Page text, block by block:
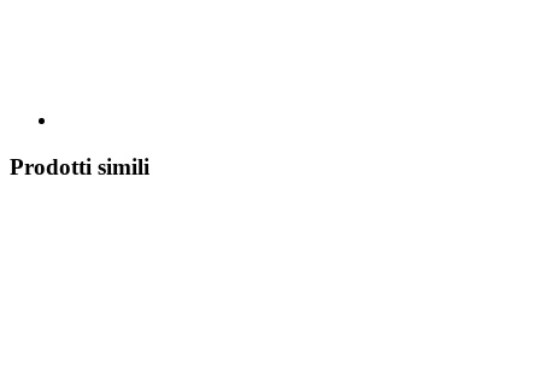
Prodotti simili